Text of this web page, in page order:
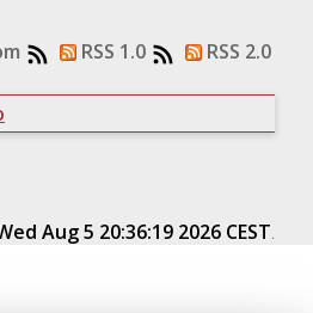
RSS 1.0 RSS 2.0
Aug 5 20:36:19 2026 CEST.